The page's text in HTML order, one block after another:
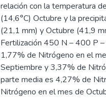
relación con la temperatura
(14,6°C) Octubre y la
(21,1 mm) y Octubre (41,9
Fertilización 450 N – 400 P
1,77% de Nitrógeno en el
Septiembre y 3,37% de
parte media es 4,27% de
Nitrógeno en el mes de